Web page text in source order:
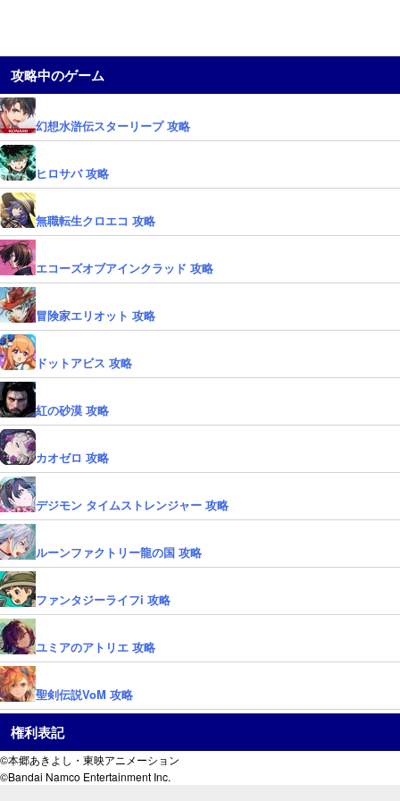
攻略中のゲーム
幻想水滸伝スターリープ 攻略
ヒロサバ 攻略
無職転生クロエコ 攻略
エコーズオブアインクラッド 攻略
冒険家エリオット 攻略
ドットアビス 攻略
紅の砂漠 攻略
カオゼロ 攻略
デジモン タイムストレンジャー 攻略
ルーンファクトリー龍の国 攻略
ファンタジーライフi 攻略
ユミアのアトリエ 攻略
聖剣伝説VoM 攻略
権利表記
©本郷あきよし・東映アニメーション
©Bandai Namco Entertainment Inc.